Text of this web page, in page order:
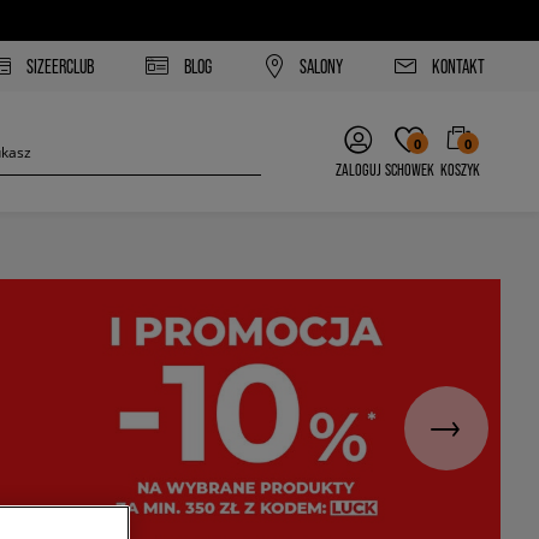
SIZEERCLUB BLOG SALONY KONTAKT
ZALOGUJ
0
SCHOWEK
0
KOSZYK